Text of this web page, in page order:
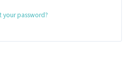
your password?